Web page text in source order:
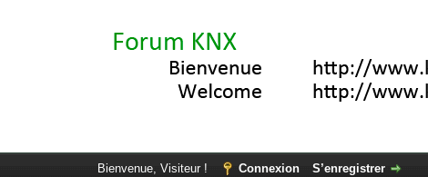
Bienvenue, Visiteur ! Connexion S’enregistrer